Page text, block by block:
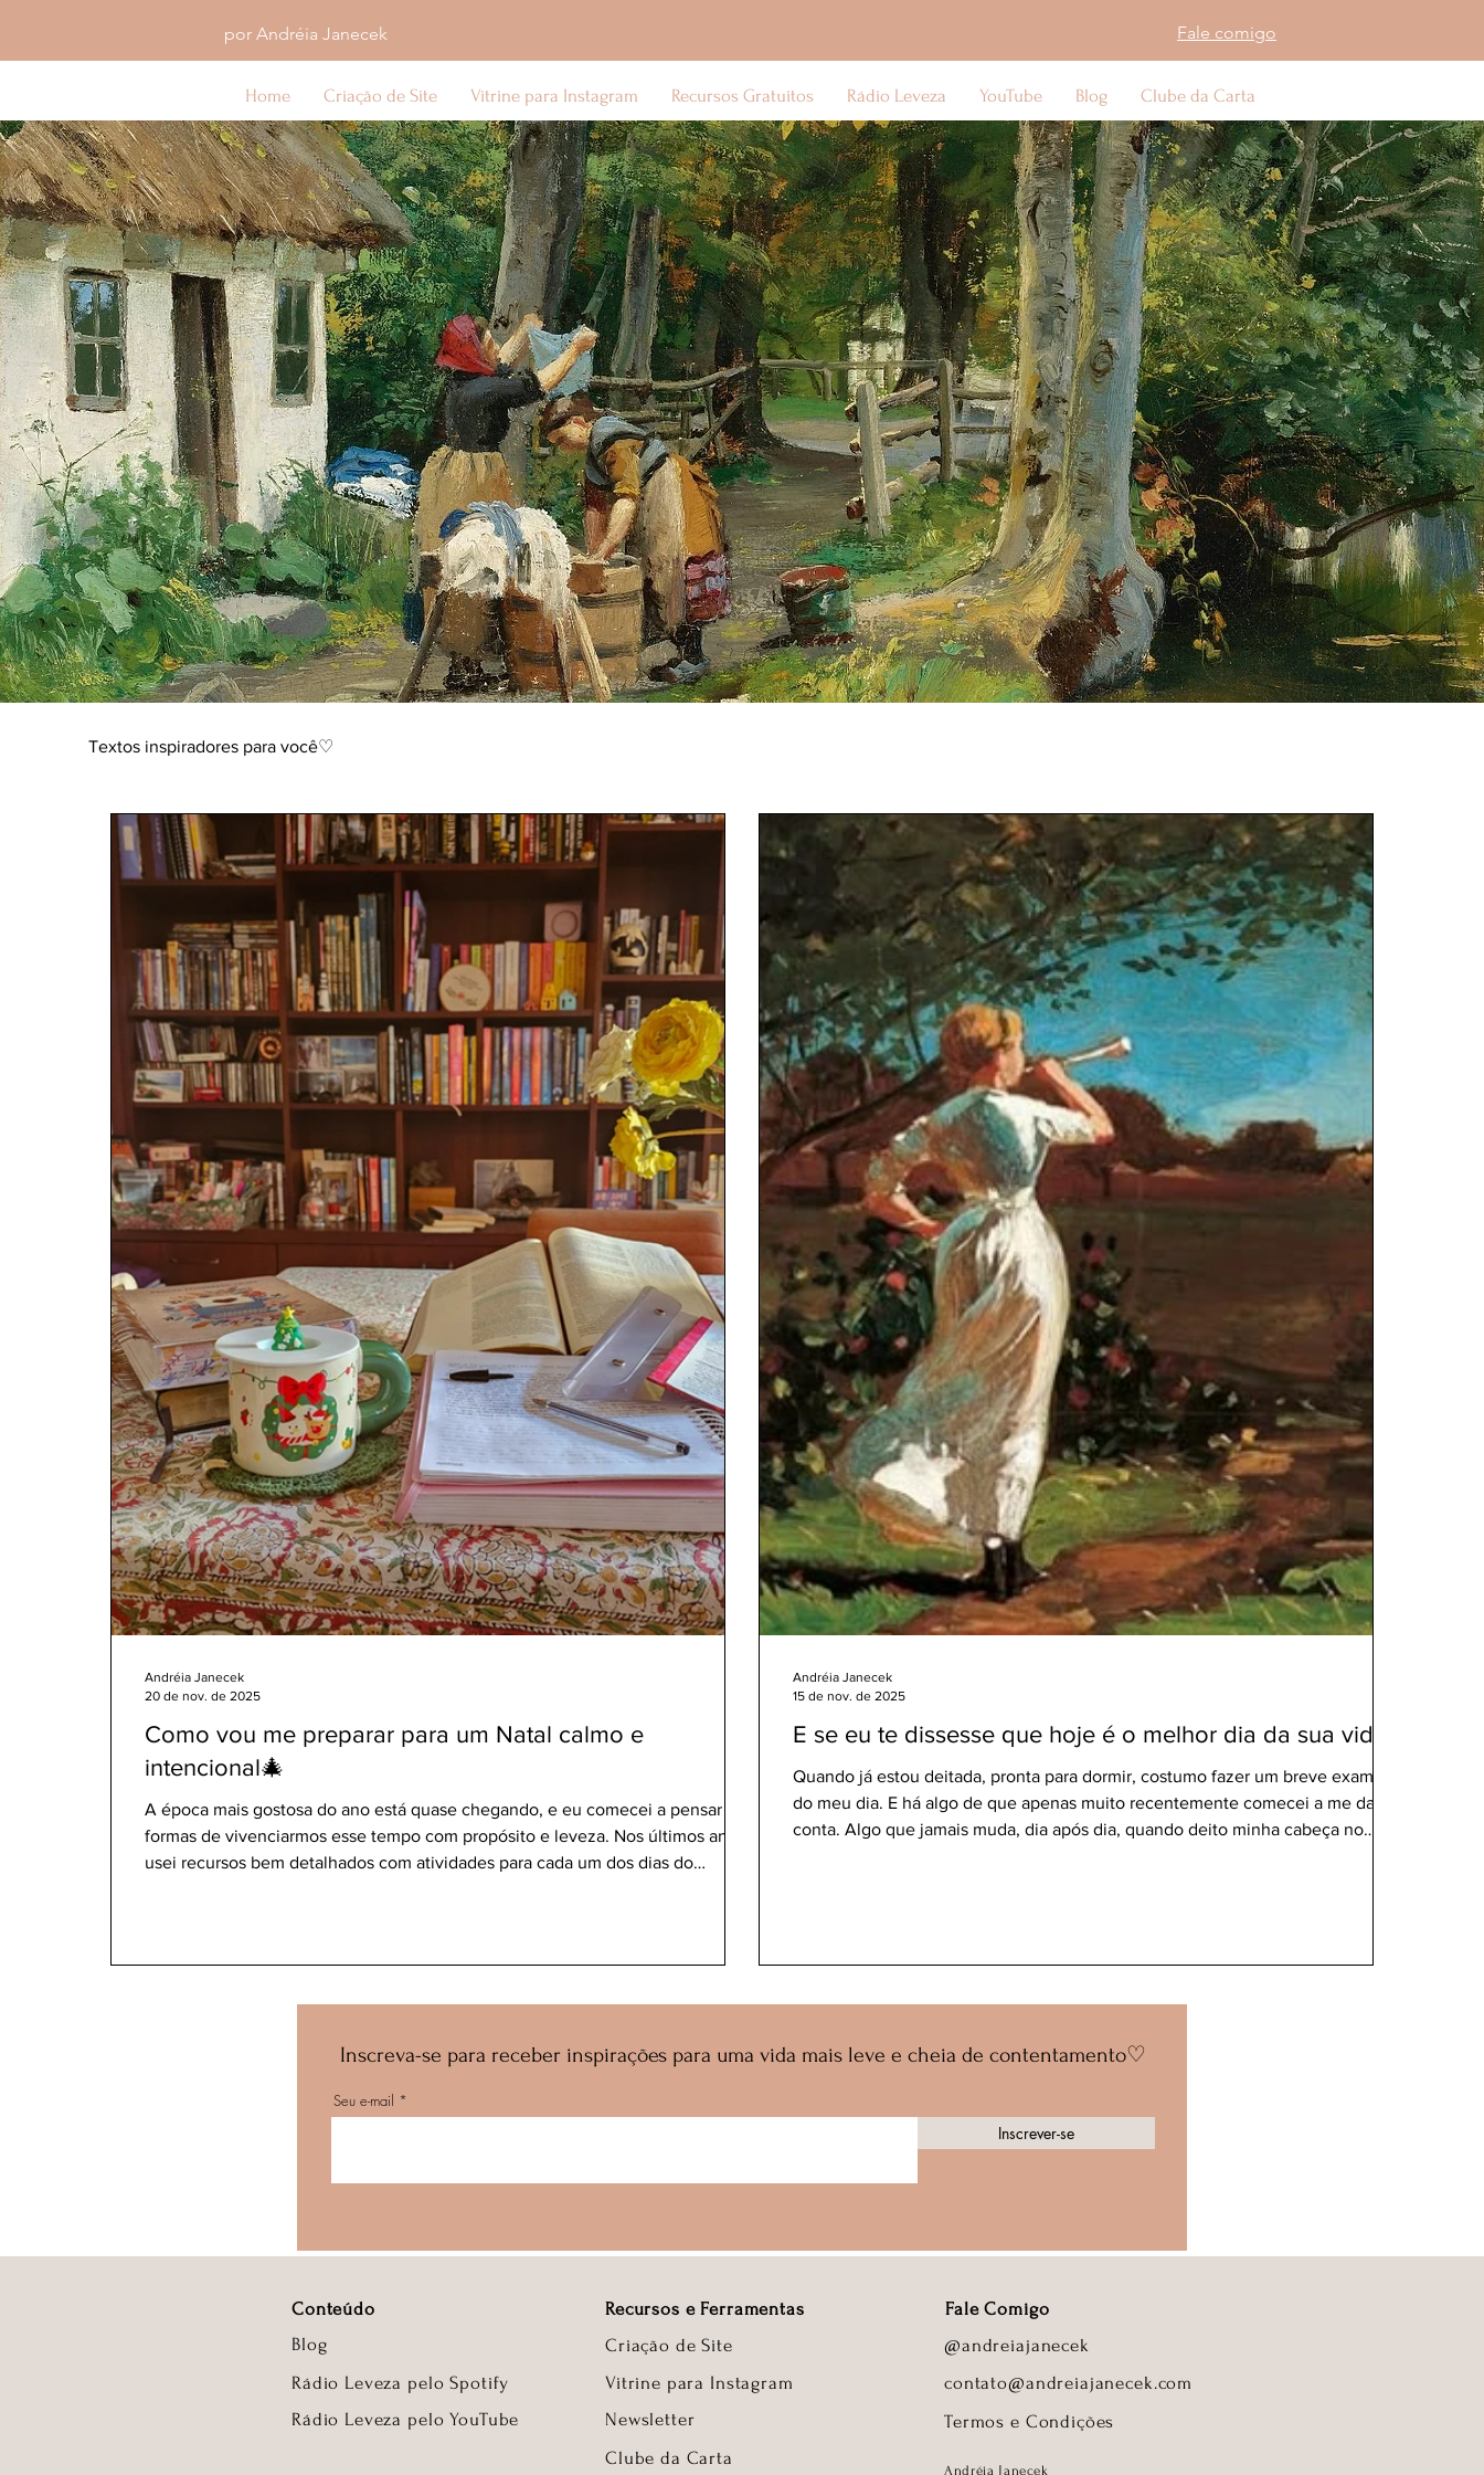
por Andréia Janecek Fale comigo
Home Criação de Site Vitrine para Instagram Recursos Gratuitos Rádio Leveza YouTube Blog Clube da Carta
Textos inspiradores para você♡
Como vou me preparar para um Natal calmo e
intencional🎄
A época mais gostosa do ano está quase chegando, e eu comecei a pensar em
formas de vivenciarmos esse tempo com propósito e leveza. Nos últimos anos,
usei recursos bem detalhados com atividades para cada um dos dias do
tipo de estruturação para uma
Andréia Janecek
20 de nov. de 2025
E se eu te dissesse que hoje é o melhor dia da sua vida?
Quando já estou deitada, pronta para dormir, costumo fazer um breve exame
do meu dia. E há algo de que apenas muito recentemente comecei a me dar
conta. Algo que jamais muda, dia após dia, quando deito minha cabeça no
Andréia Janecek
15 de nov. de 2025
Inscreva-se para receber inspirações para uma vida mais leve e cheia de contentamento♡
Seu e-mail
Inscrever-se
Conteúdo
Blog
Rádio Leveza pelo Spotify
Rádio Leveza pelo YouTube
Recursos e Ferramentas
Fale Comigo
Criação de Site
@andreiajanecek
Vitrine para Instagram
Newsletter
Clube da Carta
contato@andreiajanecek.com
Termos e Condições
Andréia Janecek